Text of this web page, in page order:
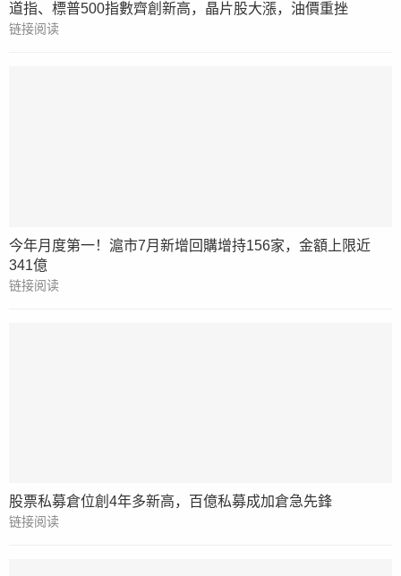
道指、標普500指數齊創新高，晶片股大漲，油價重挫
链接阅读
今年月度第一！滬市7月新增回購增持156家，金額上限近
341億
链接阅读
股票私募倉位創4年多新高，百億私募成加倉急先鋒
链接阅读